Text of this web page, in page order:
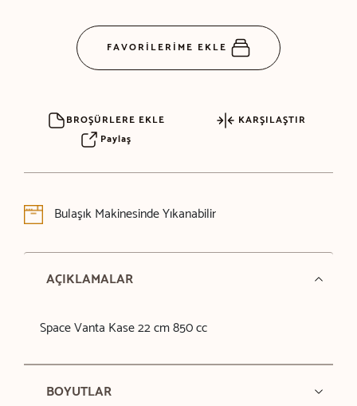
FAVORİLERİME EKLE
BROŞÜRLERE EKLE
KARŞILAŞTIR
Paylaş
Bulaşık Makinesinde Yıkanabilir
AÇIKLAMALAR
Space Vanta Kase 22 cm 850 cc
BOYUTLAR